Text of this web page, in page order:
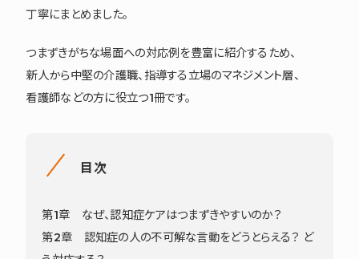
丁寧にまとめました。
つまずきがちな場面への対応例を豊富に紹介するため、
新人から中堅の介護職、指導する立場のマネジメント層、
看護師などの方に役立つ1冊です。
目次
第1章 なぜ、認知症ケアはつまずきやすいのか？
第2章 認知症の人の不可解な言動をどうとらえる？ ど